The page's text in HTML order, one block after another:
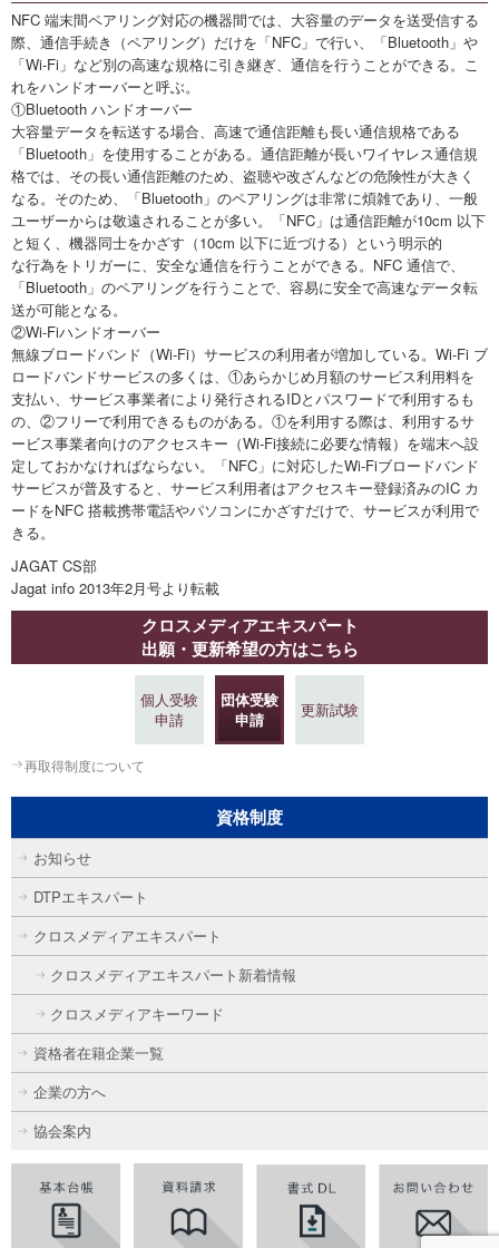
NFC 端末間ペアリング対応の機器間では、大容量のデータを送受信する
際、通信手続き（ペアリング）だけを「NFC」で行い、「Bluetooth」や
「Wi-Fi」など別の高速な規格に引き継ぎ、通信を行うことができる。こ
れをハンドオーバーと呼ぶ。
①Bluetooth ハンドオーバー
大容量データを転送する場合、高速で通信距離も長い通信規格である
「Bluetooth」を使用することがある。通信距離が長いワイヤレス通信規
格では、その長い通信距離のため、盗聴や改ざんなどの危険性が大きく
なる。そのため、「Bluetooth」のペアリングは非常に煩雑であり、一般
ユーザーからは敬遠されることが多い。「NFC」は通信距離が10cm 以下
と短く、機器同士をかざす（10cm 以下に近づける）という明示的
な行為をトリガーに、安全な通信を行うことができる。NFC 通信で、
「Bluetooth」のペアリングを行うことで、容易に安全で高速なデータ転
送が可能となる。
②Wi-Fiハンドオーバー
無線ブロードバンド（Wi-Fi）サービスの利用者が増加している。Wi-Fi ブ
ロードバンドサービスの多くは、①あらかじめ月額のサービス利用料を
支払い、サービス事業者により発行されるIDとパスワードで利用するも
の、②フリーで利用できるものがある。①を利用する際は、利用するサ
ービス事業者向けのアクセスキー（Wi-Fi接続に必要な情報）を端末へ設
定しておかなければならない。「NFC」に対応したWi-Fiブロードバンド
サービスが普及すると、サービス利用者はアクセスキー登録済みのIC カ
ードをNFC 搭載携帯電話やパソコンにかざすだけで、サービスが利用で
きる。
JAGAT CS部
Jagat info 2013年2月号より転載
クロスメディアエキスパート
出願・更新希望の方はこちら
個人受験
申請
団体受験
申請
更新試験
再取得制度について
資格制度
お知らせ
DTPエキスパート
クロスメディアエキスパート
クロスメディアエキスパート新着情報
クロスメディアキーワード
資格者在籍企業一覧
企業の方へ
協会案内